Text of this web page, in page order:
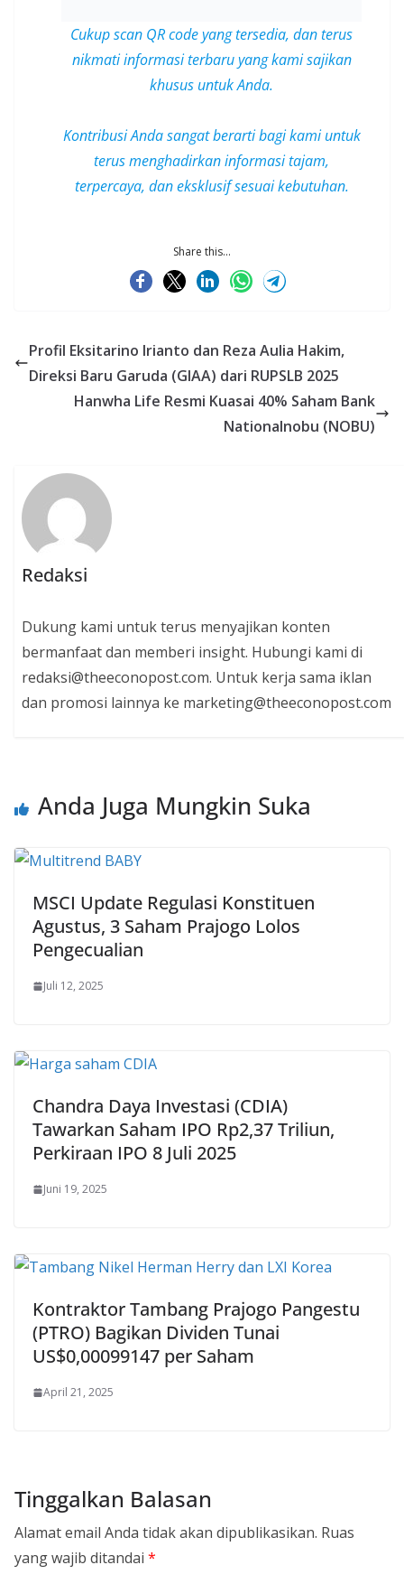
Cukup scan QR code yang tersedia, dan terus
nikmati informasi terbaru yang kami sajikan
khusus untuk Anda.
Kontribusi Anda sangat berarti bagi kami untuk
terus menghadirkan informasi tajam,
terpercaya, daneksklusifsesuai kebutuhan.
Share this...
Profil Eksitarino Irianto dan Reza Aulia Hakim,
Direksi Baru Garuda (GIAA) dari RUPSLB 2025
Hanwha Life Resmi Kuasai 40% Saham Bank
Nationalnobu (NOBU)
Redaksi
Dukung kami untuk terus menyajikan konten
bermanfaat dan memberi insight. Hubungi kami di
redaksi@theeconopost.com. Untuk kerja sama iklan
dan promosi lainnya ke marketing@theeconopost.com
Anda Juga Mungkin Suka
MSCI Update Regulasi Konstituen
Agustus, 3 Saham Prajogo Lolos
Pengecualian
Juli 12, 2025
Chandra Daya Investasi (CDIA)
Tawarkan Saham IPO Rp2,37 Triliun,
Perkiraan IPO 8 Juli 2025
Juni 19, 2025
Kontraktor Tambang Prajogo Pangestu
(PTRO) Bagikan Dividen Tunai
US$0,00099147 per Saham
April 21, 2025
Tinggalkan Balasan
Alamat email Anda tidak akan dipublikasikan. Ruas
yang wajib ditandai *